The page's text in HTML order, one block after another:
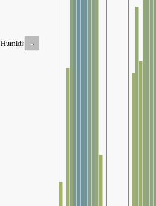
Humidity -